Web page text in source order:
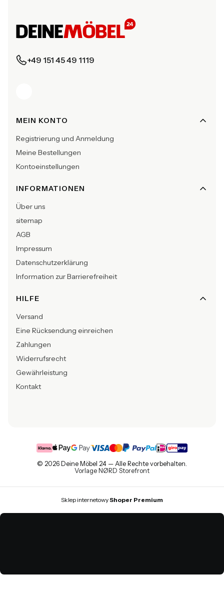
+49 151 45 49 1119
Fußzeilenmenü
MEIN KONTO
Registrierung und Anmeldung
Meine Bestellungen
Kontoeinstellungen
INFORMATIONEN
Über uns
sitemap
AGB
Impressum
Datenschutzerklärung
Information zur Barrierefreiheit
HILFE
Versand
Eine Rücksendung einreichen
Zahlungen
Widerrufsrecht
Gewährleistung
Kontakt
© 2026 Deine Möbel 24 — Alle Rechte vorbehalten.
Vorlage NØRD Storefront
Sklep internetowyShoper Premium